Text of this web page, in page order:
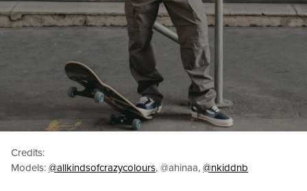
Credits:
Models: @allkindsofcrazycolours, @ahinaa, @nkiddnb